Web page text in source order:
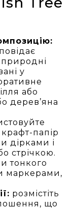
у
або
дерев’яна
папір
дірками і
стрічкою.
тонкого
маркерами,
розмістіть
що